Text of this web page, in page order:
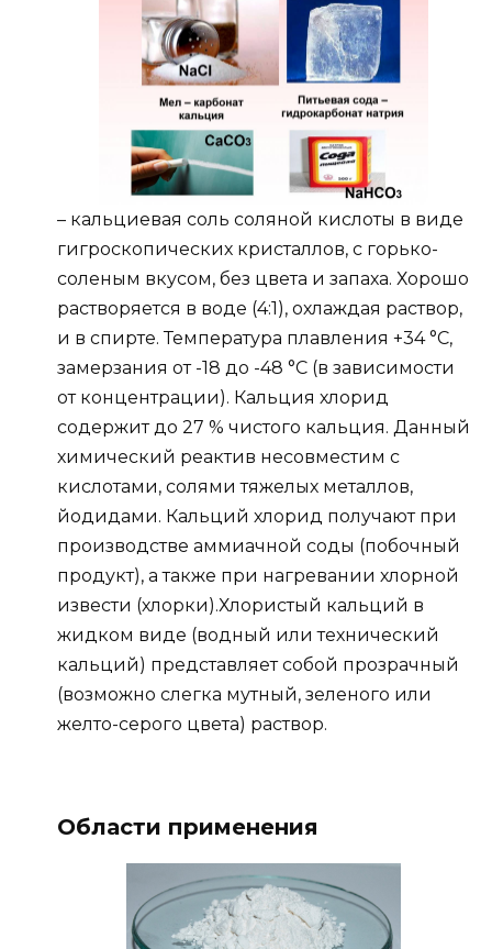
– кальциевая соль соляной кислоты в виде
гигроскопических кристаллов, с горько-
соленым вкусом, без цвета и запаха. Хорошо
растворяется в воде (4:1), охлаждая раствор,
и в спирте. Температура плавления +34 °C,
замерзания от -18 до -48 °C (в зависимости
от концентрации). Кальция хлорид
содержит до 27 % чистого кальция. Данный
химический реактив несовместим с
кислотами, солями тяжелых металлов,
йодидами. Кальций хлорид получают при
производстве аммиачной соды (побочный
продукт), а также при нагревании хлорной
извести (хлорки).Хлористый кальций в
жидком виде (водный или технический
кальций) представляет собой прозрачный
(возможно слегка мутный, зеленого или
желто-серого цвета) раствор.
Области применения